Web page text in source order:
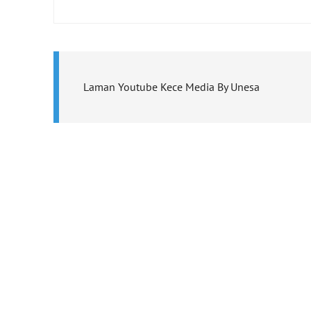
Laman Youtube Kece Media By Unesa